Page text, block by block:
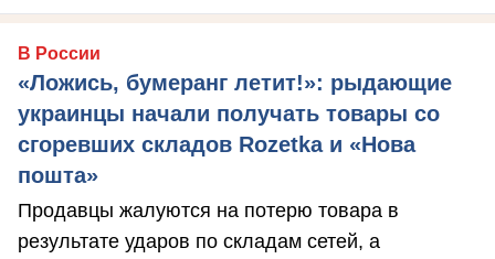
В России
«Ложись, бумеранг летит!»: рыдающие
украинцы начали получать товары со
сгоревших складов Rozetka и «Нова
пошта»
Продавцы жалуются на потерю товара в
результате ударов по складам сетей, а